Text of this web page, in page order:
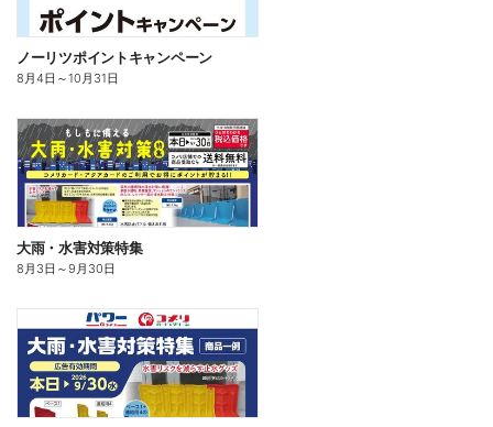
ノーリツポイントキャンペーン
8月4日 ～10月31日
大雨・水害対策特集
8月3日 ～9月30日